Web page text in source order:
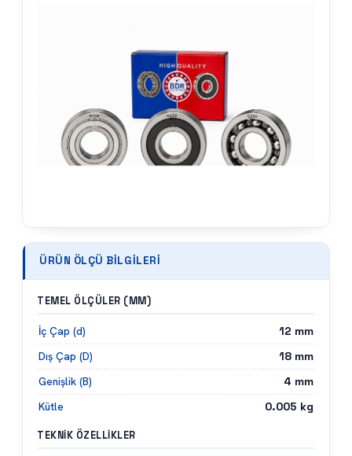
ÜRÜN ÖLÇÜ BILGILERI
TEMEL ÖLÇÜLER (MM)
İç Çap (d) 12 mm
Dış Çap (D)
18 mm
Genişlik (B)
4 mm
Kütle
0.005 kg
TEKNIK ÖZELLIKLER